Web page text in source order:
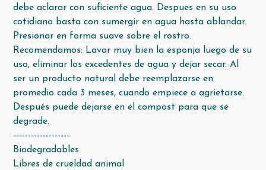
debe aclarar con suficiente agua. Despues en su uso
cotidiano basta con sumergir en agua hasta ablandar.
Presionar en forma suave sobre el rostro.
Recomendamos: Lavar muy bien la esponja luego de su
uso, eliminar los excedentes de agua y dejar secar. Al
ser un producto natural debe reemplazarse en
promedio cada 3 meses, cuando empiece a agrietarse.
Después puede dejarse en el compost para que se
degrade.
-------------------
Biodegradables
Libres de crueldad animal